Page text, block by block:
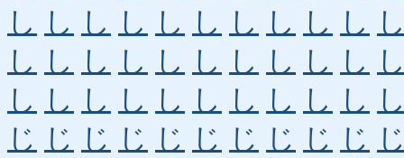
し し し し し し し し し し
し し し し し し し し し し
し し し し し し し し し し
じ じ じ じ じ じ じ じ じ じ